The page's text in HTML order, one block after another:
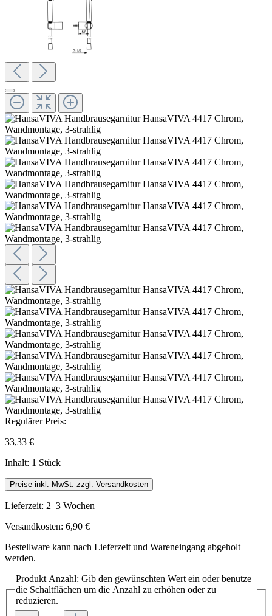
Regulärer Preis:
33,33 €
Inhalt: 1 Stück
Preise inkl. MwSt. zzgl. Versandkosten
Lieferzeit: 2–3 Wochen
Versandkosten: 6,90 €
Bestellware kann nach Lieferzeit und Wareneingang abgeholt
werden.
Produkt Anzahl: Gib den gewünschten Wert ein oder benutze
die Schaltflächen um die Anzahl zu erhöhen oder zu
reduzieren.